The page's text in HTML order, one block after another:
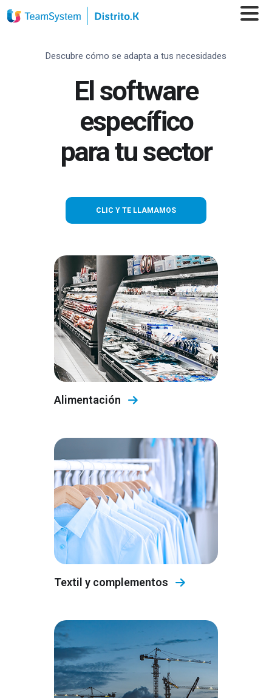
Descubre cómo se adapta a tus necesidades
El software
específico
paratu sector
CLIC Y TE LLAMAMOS
Alimentación
Textil y complementos